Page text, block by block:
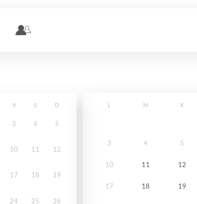
V S D
3 4 5
10 11 12
17 18 19
24 25 26
L M X
3 4 5
10 11 12
17 18 19